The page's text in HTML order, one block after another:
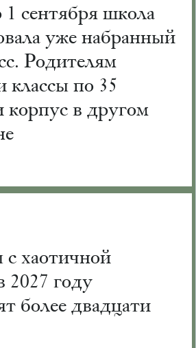
1 сентября школа
уже набранный
Родителям
классы по 35
корпус в другом
хаотичной
2027 году
более двадцати